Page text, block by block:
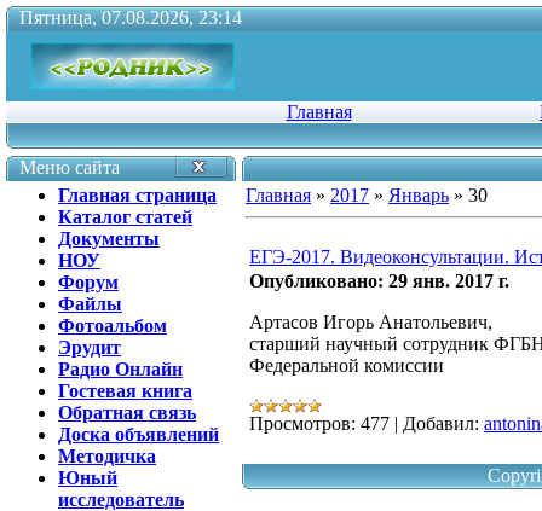
Пятница, 07.08.2026, 23:14
Главная
Меню сайта
Главная страница
Каталог статей
Документы
НОУ
Форум
Файлы
Фотоальбом
Эрудит
Радио Онлайн
Гостевая книга
Обратная связь
Доска объявлений
Методичка
Юный
исследователь
Главная » 2017 » Январь » 30
ЕГЭ-2017. Видеоконсультации.
Опубликовано: 29 янв. 2017 г.
Артасов Игорь Анатольевич,
старший научный сотрудник
Федеральной комиссии
Просмотров: 477 | Добавил: